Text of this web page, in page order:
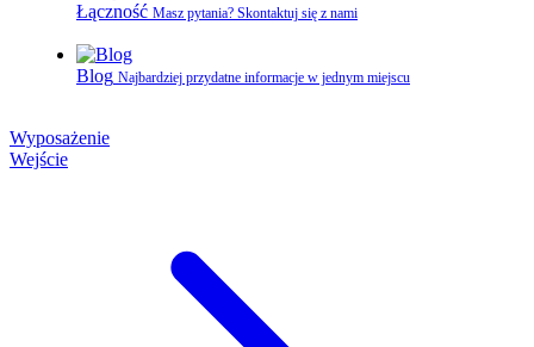
Łączność Masz pytania? Skontaktuj się z nami
Blog Najbardziej przydatne informacje w jednym miejscu
Wyposażenie
Wejście